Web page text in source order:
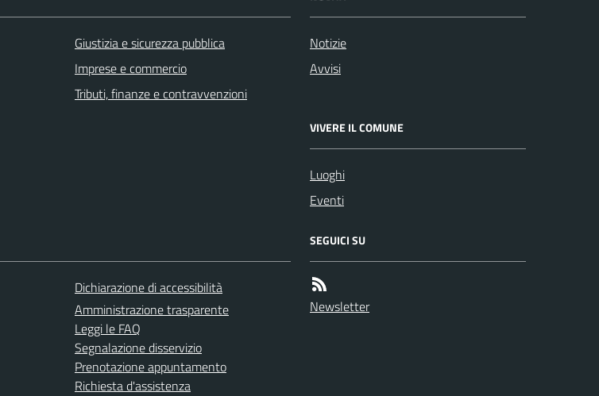
Giustizia e sicurezza pubblica
Imprese e commercio
Tributi, finanze e contravvenzioni
Notizie
Avvisi
VIVERE IL COMUNE
Luoghi
Eventi
Dichiarazione di accessibilità
Amministrazione trasparente
Leggi le FAQ
Segnalazione disservizio
Prenotazione appuntamento
Richiesta d'assistenza
SEGUICI SU
Newsletter